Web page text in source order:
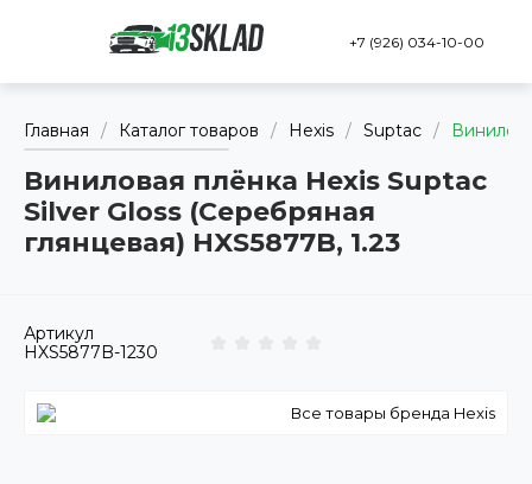
+7 (926) 034-10-00
Главная / Каталог товаров / Hexis / Suptac /
Виниловая плёнка Hexis Suptac
Silver Gloss (Серебряная
глянцевая) HXS5877B, 1.23
Артикул
HXS5877B-1230
Все товары бренда Hexis